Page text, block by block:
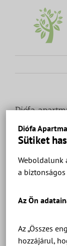
Diófa
Sütiket
Weboldalunk
a
Az Ön
Az „Összes
hozzájárul,
Diófa
szoba alaprajz.